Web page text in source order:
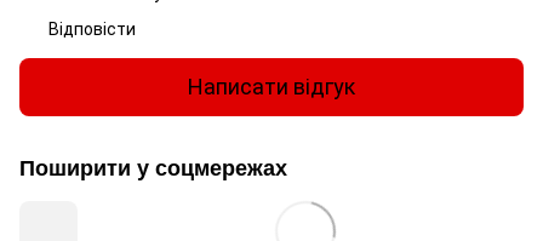
Відповісти
Написати відгук
Поширити у соцмережах